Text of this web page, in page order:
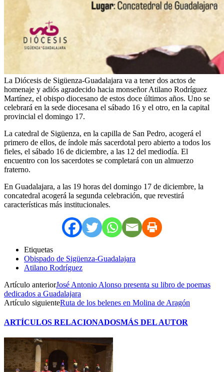
La Diócesis de Sigüenza-Guadalajara va a tener dos actos de
homenaje y adiós agradecido hacia monseñor Atilano Rodríguez
Martínez, el obispo diocesano de estos doce últimos años. Uno se
celebrará en la sede diocesana el sábado 16 y el otro, en la capital
provincial el domingo 17.
La catedral de Sigüenza, en la capilla de San Pedro, acogerá el
primero de ellos, de índole más sacerdotal pero abierto a todos los
fieles, el sábado 16 de diciembre, a las 12 del mediodía. El
encuentro con los sacerdotes se completará con un almuerzo
fraterno.
En Guadalajara, a las 19 horas del domingo 17 de diciembre, la
concatedral acogerá la segunda celebración, que revestirá
características más institucionales.
Etiquetas
Obispado de Sigüenza-Guadalajara
Atilano Rodríguez
Artículo anteriorJosé Antonio Alonso presenta su libro de poemas
dedicados a Guadalajara
Artículo siguienteRuta de los belenes en Molina de Aragón
ARTÍCULOS RELACIONADOSMÁS DEL AUTOR